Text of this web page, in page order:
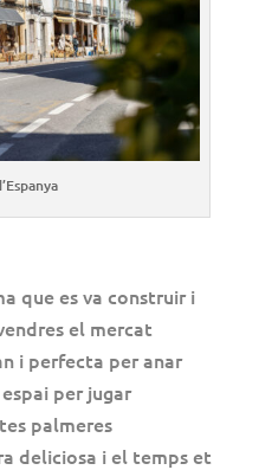
que es va construir i
el mercat
i perfecta per anar
per jugar
palmeres
deliciosa i el temps et